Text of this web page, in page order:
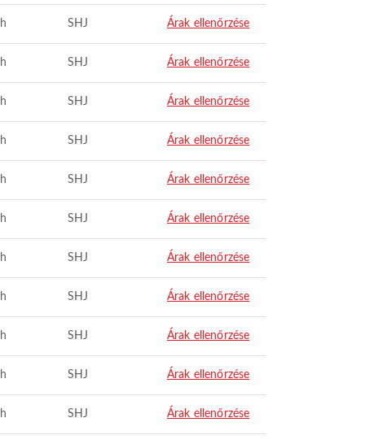
SHJ Árak ellenőrzése
SHJ Árak ellenőrzése
SHJ Árak ellenőrzése
SHJ Árak ellenőrzése
SHJ Árak ellenőrzése
SHJ Árak ellenőrzése
SHJ Árak ellenőrzése
SHJ Árak ellenőrzése
SHJ Árak ellenőrzése
SHJ Árak ellenőrzése
SHJ Árak ellenőrzése